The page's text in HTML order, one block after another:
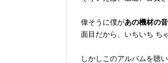
偉そうに僕があの機材の
面目だから、いちいち ち
しかしこのアルバムを聴